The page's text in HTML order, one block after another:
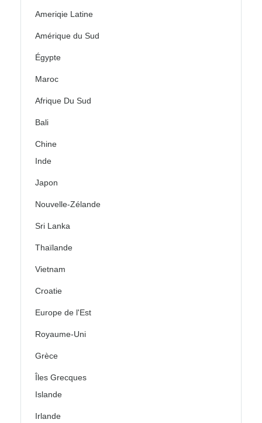
Ameriqie Latine
Amérique du Sud
Égypte
Maroc
Afrique Du Sud
Bali
Chine
Inde
Japon
Nouvelle-Zélande
Sri Lanka
Thaïlande
Vietnam
Croatie
Europe de l'Est
Royaume-Uni
Grèce
Îles Grecques
Islande
Irlande